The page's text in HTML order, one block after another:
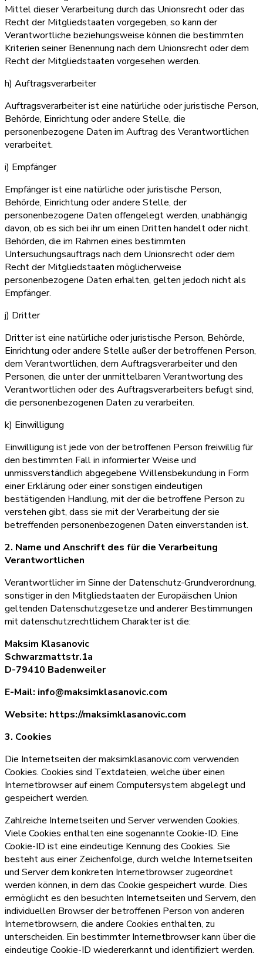
Mittel dieser Verarbeitung durch das Unionsrecht oder das
Recht der Mitgliedstaaten vorgegeben, so kann der
Verantwortliche beziehungsweise können die bestimmten
Kriterien seiner Benennung nach dem Unionsrecht oder dem
Recht der Mitgliedstaaten vorgesehen werden.
h) Auftragsverarbeiter
Auftragsverarbeiter ist eine natürliche oder juristische Person,
Behörde, Einrichtung oder andere Stelle, die
personenbezogene Daten im Auftrag des Verantwortlichen
verarbeitet.
i) Empfänger
Empfänger ist eine natürliche oder juristische Person,
Behörde, Einrichtung oder andere Stelle, der
personenbezogene Daten offengelegt werden, unabhängig
davon, ob es sich bei ihr um einen Dritten handelt oder nicht.
Behörden, die im Rahmen eines bestimmten
Untersuchungsauftrags nach dem Unionsrecht oder dem
Recht der Mitgliedstaaten möglicherweise
personenbezogene Daten erhalten, gelten jedoch nicht als
Empfänger.
j) Dritter
Dritter ist eine natürliche oder juristische Person, Behörde,
Einrichtung oder andere Stelle außer der betroffenen Person,
dem Verantwortlichen, dem Auftragsverarbeiter und den
Personen, die unter der unmittelbaren Verantwortung des
Verantwortlichen oder des Auftragsverarbeiters befugt sind,
die personenbezogenen Daten zu verarbeiten.
k) Einwilligung
Einwilligung ist jede von der betroffenen Person freiwillig für
den bestimmten Fall in informierter Weise und
unmissverständlich abgegebene Willensbekundung in Form
einer Erklärung oder einer sonstigen eindeutigen
bestätigenden Handlung, mit der die betroffene Person zu
verstehen gibt, dass sie mit der Verarbeitung der sie
betreffenden personenbezogenen Daten einverstanden ist.
2. Name und Anschrift des für die Verarbeitung
Verantwortlichen
Verantwortlicher im Sinne der Datenschutz-Grundverordnung,
sonstiger in den Mitgliedstaaten der Europäischen Union
geltenden Datenschutzgesetze und anderer Bestimmungen
mit datenschutzrechtlichem Charakter ist die:
Maksim Klasanovic
Schwarzmattstr.1a
D-79410 Badenweiler
E-Mail: info@maksimklasanovic.com
Website: https://maksimklasanovic.com
3. Cookies
Die Internetseiten der maksimklasanovic.com verwenden
Cookies. Cookies sind Textdateien, welche über einen
Internetbrowser auf einem Computersystem abgelegt und
gespeichert werden.
Zahlreiche Internetseiten und Server verwenden Cookies.
Viele Cookies enthalten eine sogenannte Cookie-ID. Eine
Cookie-ID ist eine eindeutige Kennung des Cookies. Sie
besteht aus einer Zeichenfolge, durch welche Internetseiten
und Server dem konkreten Internetbrowser zugeordnet
werden können, in dem das Cookie gespeichert wurde. Dies
ermöglicht es den besuchten Internetseiten und Servern, den
individuellen Browser der betroffenen Person von anderen
Internetbrowsern, die andere Cookies enthalten, zu
unterscheiden. Ein bestimmter Internetbrowser kann über die
eindeutige Cookie-ID wiedererkannt und identifiziert werden.